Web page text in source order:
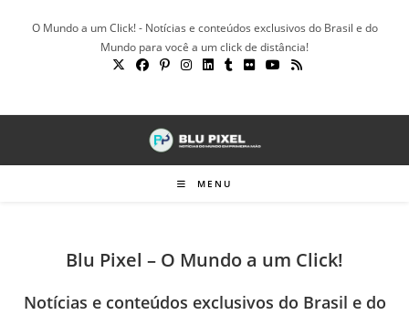
O Mundo a um Click! - Notícias e conteúdos exclusivos do Brasil e do
Mundo para você a um click de distância!
MENU
Blu Pixel – O Mundo a um Click!
Notícias e conteúdos exclusivos do Brasil e do